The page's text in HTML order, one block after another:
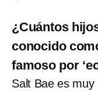
¿Cuántos
conocido
famoso por
Salt Bae es